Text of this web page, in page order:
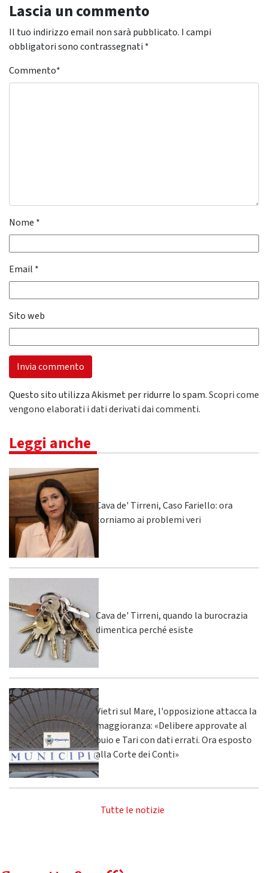
Lascia un commento
Il tuo indirizzo email non sarà pubblicato. I campi
obbligatori sono contrassegnati *
Commento*
Nome *
Email *
Sito web
Questo sito utilizza Akismet per ridurre lo spam.Scopri come
vengono elaborati i dati derivati dai commenti.
Leggi anche
Cava de' Tirreni, Caso Fariello: ora
torniamo ai problemi veri
Cava de' Tirreni, quando la burocrazia
dimentica perché esiste
Vietri sul Mare, l'opposizione attacca la
maggioranza: «Delibere approvate al
buio e Tari con dati errati. Ora esposto
alla Corte dei Conti»
Tutte le notizie